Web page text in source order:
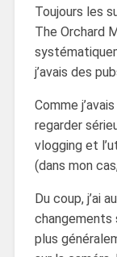
Toujours les
The Orchard
j’avais des
Comme
regarder
vlogging et
(dans mon
Du coup, j’ai
changements
plus